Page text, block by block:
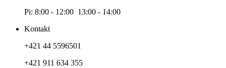
Pi: 8:00 - 12:00 13:00 - 14:00
Kontakt
+421 44 5596501
+421 911 634 355